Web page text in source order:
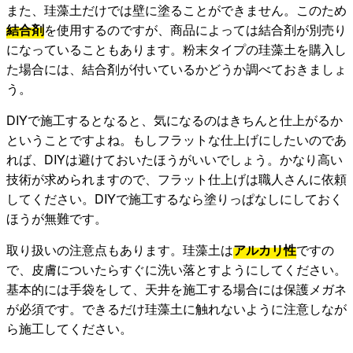
また、珪藻土だけでは壁に塗ることができません。このため
結合剤を使用するのですが、商品によっては結合剤が別売り
になっていることもあります。粉末タイプの珪藻土を購入し
た場合には、結合剤が付いているかどうか調べておきましょ
う。
DIYで施工するとなると、気になるのはきちんと仕上がるか
ということですよね。もしフラットな仕上げにしたいのであ
れば、DIYは避けておいたほうがいいでしょう。かなり高い
技術が求められますので、フラット仕上げは職人さんに依頼
してください。DIYで施工するなら塗りっぱなしにしておく
ほうが無難です。
取り扱いの注意点もあります。珪藻土はアルカリ性ですの
で、皮膚についたらすぐに洗い落とすようにしてください。
基本的には手袋をして、天井を施工する場合には保護メガネ
が必須です。できるだけ珪藻土に触れないように注意しなが
ら施工してください。